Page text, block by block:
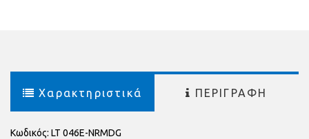
Χαρακτηριστικά ΠΕΡΙΓΡΑΦΗ
Κωδικός: LT 046E-NRMDG